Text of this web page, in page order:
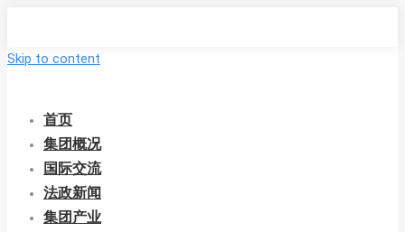
Skip to content
首页
集团概况
国际交流
法政新闻
集团产业